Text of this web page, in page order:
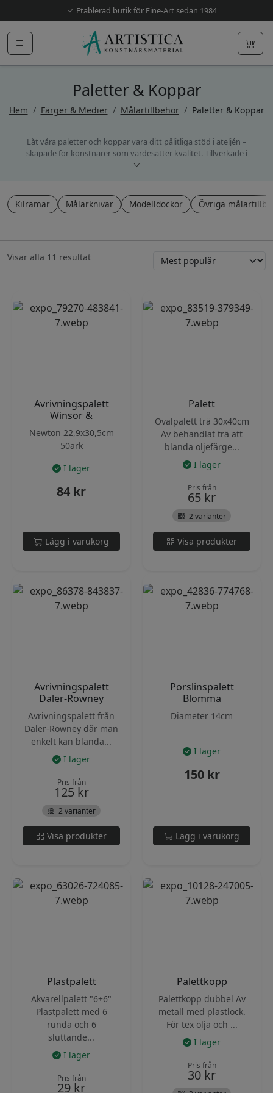
Etablerad butik för Fine-Art sedan 1984
Paletter & Koppar
Hem / Färger & Medier / Målartillbehör / Paletter & Koppar
Låt våra paletter och koppar vara ditt pålitliga stöd i ateljén –
skapade för konstnärer som värdesätter kvalitet. Tillverkade i
högpresterande material med tidlös design för att hantera äkta
koppar erbjuder tät förvaring och enkel rengöring. Hantverket
skapar balans mellan funktion och hållbarhet, ett hållbart val som
Kilramar Målarknivar Modelldockor Övriga
Visar alla 11 resultatSortera
Avrivningspalett
Winsor &
Newton 22,9x30,5cm
50ark
I lager
84 kr
Lägg i varukorg
Palett
Ovalpalett trä 30x40cm
Av behandlat trä att
blanda oljefärge...
I lager
Pris från
65 kr
2 varianter
Visa produkter
Avrivningspalett
Daler-Rowney
Avrivningspalett från
Daler-Rowney där man
enkelt kan blanda...
I lager
Pris från
125 kr
2 varianter
Visa produkter
Porslinspalett
Blomma
Diameter 14cm
I lager
150 kr
Lägg i varukorg
Plastpalett
Akvarellpalett "6+6"
Plastpalett med 6
runda och 6
sluttande...
I lager
Pris från
29 kr
Palettkopp
Palettkopp dubbel Av
metall med plastlock.
För tex olja och ...
I lager
Pris från
30 kr